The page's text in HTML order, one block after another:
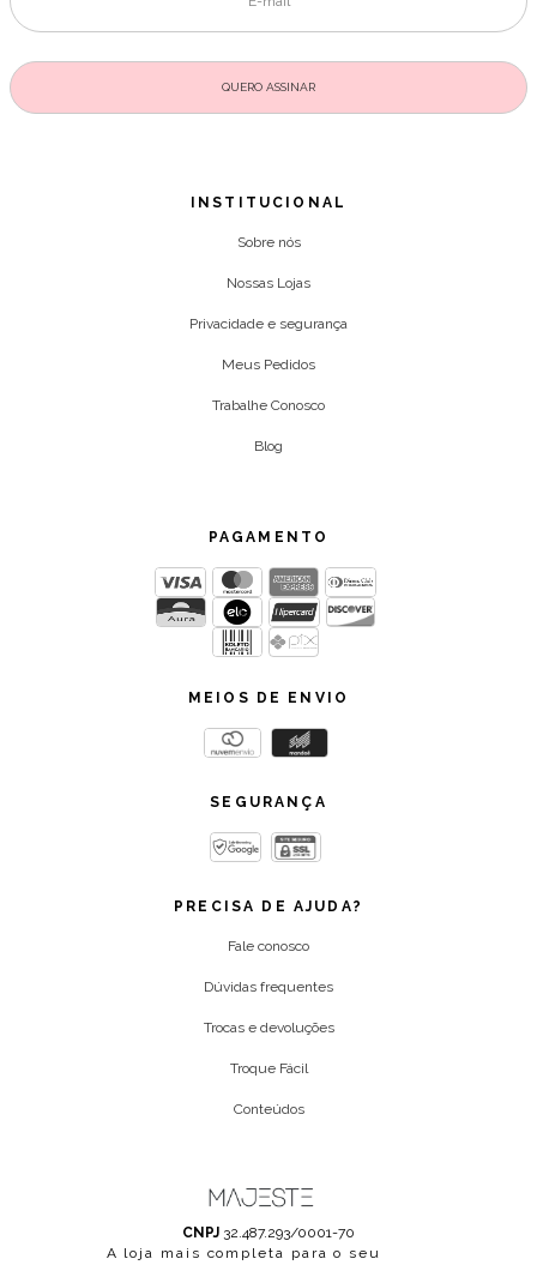
INSTITUCIONAL
Sobre nós
Nossas Lojas
Privacidade e segurança
Meus Pedidos
Trabalhe Conosco
Blog
PAGAMENTO
MEIOS DE ENVIO
SEGURANÇA
PRECISA DE AJUDA?
Fale conosco
Dúvidas frequentes
Trocas e devoluções
Troque Fácil
Conteúdos
CNPJ 32.487.293/0001-70
A loja mais completa para o seu